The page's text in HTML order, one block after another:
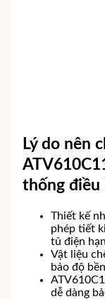
Lý do nên
thống điều
Thiết kế
phép tiết
tủ điện
Vật liệu
bảo độ
dễ dàng